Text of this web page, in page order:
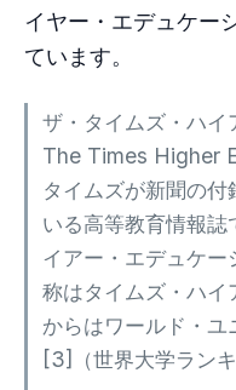
イヤー・エデュケー
ています。
ザ・タイムズ・ハイ
The Times Higher
タイムズが新聞の
いる高等教育情報
イアー・エデュケ
称はタイムズ・ハ
からはワールド・ユ
[3]（世界大学ラン